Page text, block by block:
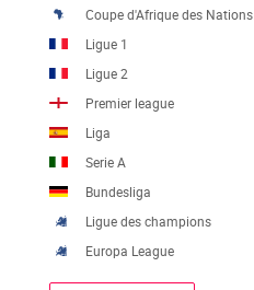
Coupe d'Afrique des Nations
Ligue 1
Ligue 2
Premier league
Liga
Serie A
Bundesliga
Ligue des champions
Europa League